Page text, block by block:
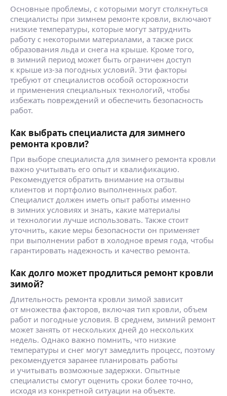
Основные проблемы, с которыми могут столкнуться
специалисты при зимнем ремонте кровли, включают
низкие температуры, которые могут затруднить
работу с некоторыми материалами, а также риск
образования льда и снега на крыше. Кроме того,
в зимний период может быть ограничен доступ
к крыше из-за погодных условий. Эти факторы
требуют от специалистов особой осторожности
и применения специальных технологий, чтобы
избежать повреждений и обеспечить безопасность
работ.
Как выбрать специалиста для зимнего
ремонта кровли?
При выборе специалиста для зимнего ремонта кровли
важно учитывать его опыт и квалификацию.
Рекомендуется обратить внимание на отзывы
клиентов и портфолио выполненных работ.
Специалист должен иметь опыт работы именно
в зимних условиях и знать, какие материалы
и технологии лучше использовать. Также стоит
уточнить, какие меры безопасности он применяет
при выполнении работ в холодное время года, чтобы
гарантировать надежность и качество ремонта.
Как долго может продлиться ремонт кровли
зимой?
Длительность ремонта кровли зимой зависит
от множества факторов, включая тип кровли, объем
работ и погодные условия. В среднем, зимний ремонт
может занять от нескольких дней до нескольких
недель. Однако важно помнить, что низкие
температуры и снег могут замедлить процесс, поэтому
рекомендуется заранее планировать работы
и учитывать возможные задержки. Опытные
специалисты смогут оценить сроки более точно,
исходя из конкретной ситуации на объекте.